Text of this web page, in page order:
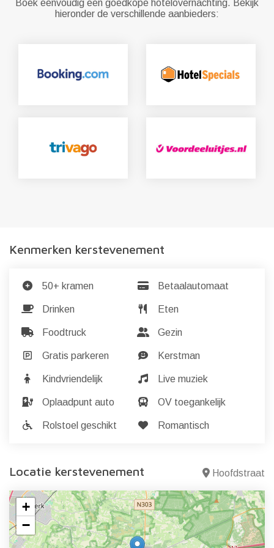
Boek eenvoudig een goedkope hotelovernachting. Bekijk
hieronder de verschillende aanbieders:
Kenmerken kerstevenement
50+ kramen Betaalautomaat
Drinken Eten
Foodtruck Gezin
Gratis parkeren Kerstman
Kindvriendelijk Live muziek
Oplaadpunt auto OV toegankelijk
Rolstoel geschikt Romantisch
Locatie kerstevenement Hoofdstraat
+
−